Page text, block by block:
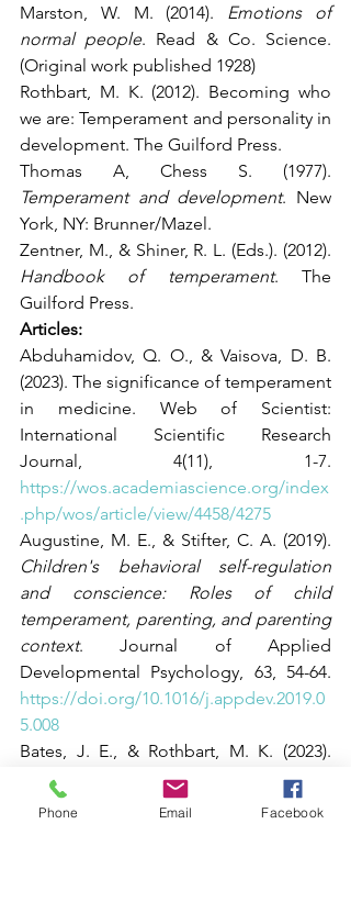
Marston, W. M. (2014). Emotions of
normal people. Read & Co. Science.
(Original work published 1928)
Rothbart, M. K. (2012). Becoming who
we are: Temperament and personality in
development. The Guilford Press.
Temperament and development. New
York, NY: Brunner/Mazel.
Handbook of temperament. The
Guilford Press.
Articles:
Abduhamidov, Q. O., & Vaisova, D. B.
(2023). The significance of temperament
in medicine. Web of Scientist:
International Scientific Research
https://wos.academiascience.org/index
.php/wos/article/view/4458/4275
Children's behavioral self-regulation
and conscience: Roles of child
temperament, parenting, and parenting
context. Journal of Applied
https://doi.org/10.1016/j.appdev.2019.0
5.008
Temperament and the development of
emotional regulation in children
. Child
Phone Email Facebook